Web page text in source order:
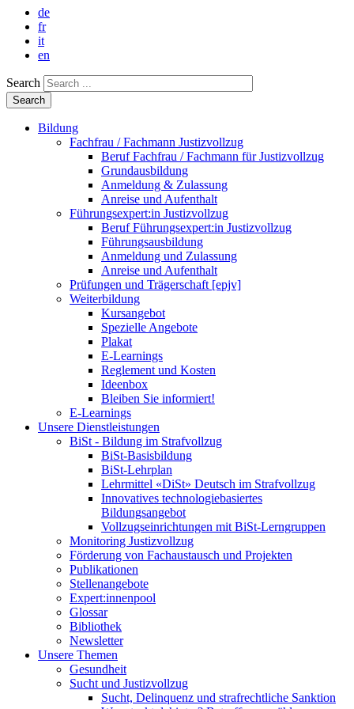
de
fr
it
en
Search
Bildung
Fachfrau / Fachmann Justizvollzug
Beruf Fachfrau / Fachmann für Justizvollzug
Grundausbildung
Anmeldung & Zulassung
Anreise und Aufenthalt
Führungsexpert:in Justizvollzug
Beruf Führungsexpert:in Justizvollzug
Führungsausbildung
Anmeldung und Zulassung
Anreise und Aufenthalt
Prüfungen und Trägerschaft [epjv]
Weiterbildung
Kursangebot
Spezielle Angebote
Plakat
E-Learnings
Reglement und Kosten
Ideenbox
Bleiben Sie informiert!
E-Learnings
Unsere Dienstleistungen
BiSt - Bildung im Strafvollzug
BiSt-Basisbildung
BiSt-Lehrplan
Lehrmittel «DiSt» Deutsch im Strafvollzug
Innovatives technologiebasiertes
Bildungsangebot
Vollzugseinrichtungen mit BiSt-Lerngruppen
Monitoring Justizvollzug
Förderung von Fachaustausch und Projekten
Publikationen
Stellenangebote
Expert:innenpool
Glossar
Bibliothek
Newsletter
Unsere Themen
Gesundheit
Sucht und Justizvollzug
Sucht, Delinquenz und strafrechtliche Sanktion